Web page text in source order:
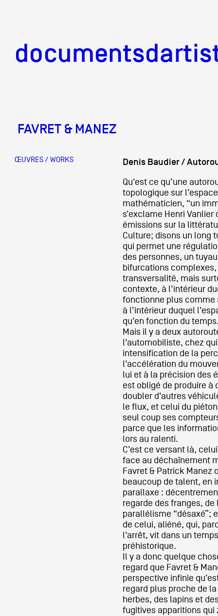
Mission
Équipe
Partenaires
Crédits
Actions
Documentation
Visites d'ateliers
Production vidéo
Formation
Événements
1% œuvres
public
Réseau
FAVRET & MANEZ
ŒUVRES / WORKS Denis Baudier /
Qu’est ce qu’une
topologique sur
mathématicien, “un
s’exclame Henri Vanlier
émissions sur la
Culture; disons un long
qui permet une
des personnes, un
bifurcations
transversalité, mais
contexte, à l’intérieur
fonctionne plus comme
à l’intérieur duquel
qu’en fonction du
Mais il y a deux
l’automobiliste, chez
intensification de la
l’accélération du
lui et à la précision des
est obligé de produire à
doubler d’autres
le flux, et celui du piéton
seul coup ses
parce que les
lors au ralenti.
C’est ce versant là,
face au déchaînement
Favret & Patrick Manez
beaucoup de talent, en
parallaxe :
regarde des franges, de
parallélisme “désaxé”;
de celui, aliéné, qui,
l’arrêt, vit dans un
préhistorique.
Il y a donc quelque
regard que Favret &
perspective infinie
regard plus proche de
herbes, des lapins et
fugitives apparitions qui